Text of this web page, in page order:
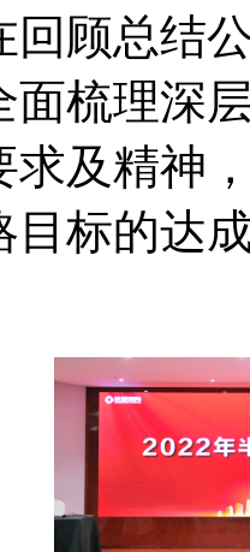
回顾总结
面梳理深
求及精神
目标的达